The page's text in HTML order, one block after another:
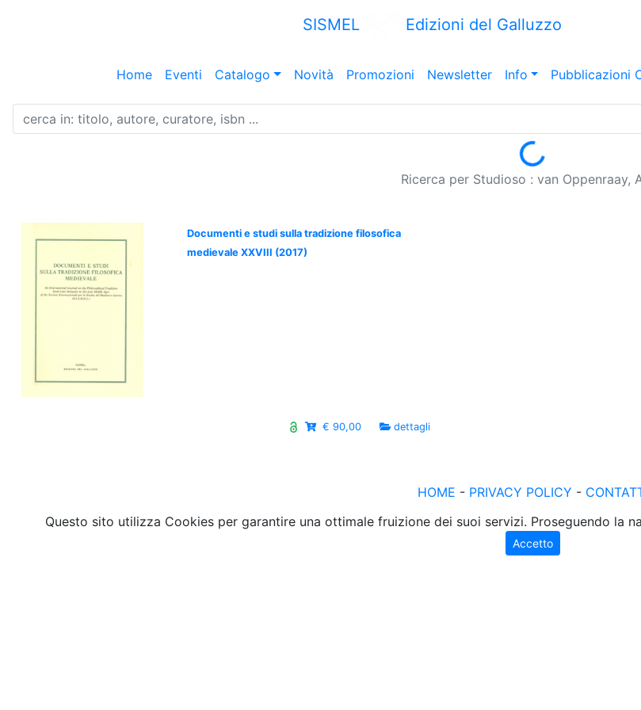
SISMEL Edizioni del Galluzzo
Home Eventi Catalogo Novità Promozioni Newsletter Info Pubblicazioni
Loading...
Ricerca per Studioso : van Oppenraay,
Documenti e studi sulla tradizione filosofica
medievale XXVIII (2017)
€ 90,00 dettagli
HOME - PRIVACY POLICY -
Questo sito utilizza Cookies per garantire una ottimale fruizione dei suoi servizi. Proseguendo la
Accetto